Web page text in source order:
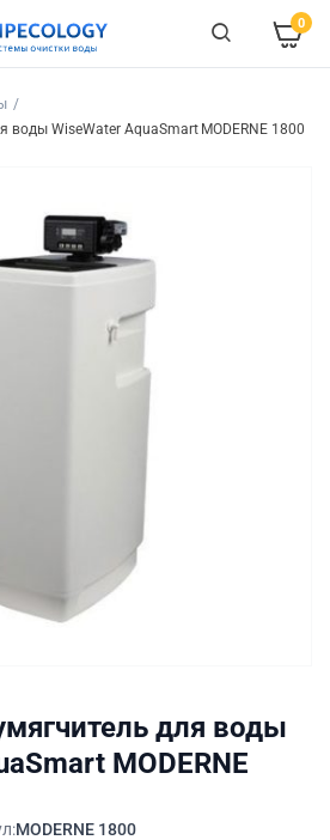
0
воды WiseWater AquaSmart MODERNE 1800
для воды
MODERNE
MODERNE 1800